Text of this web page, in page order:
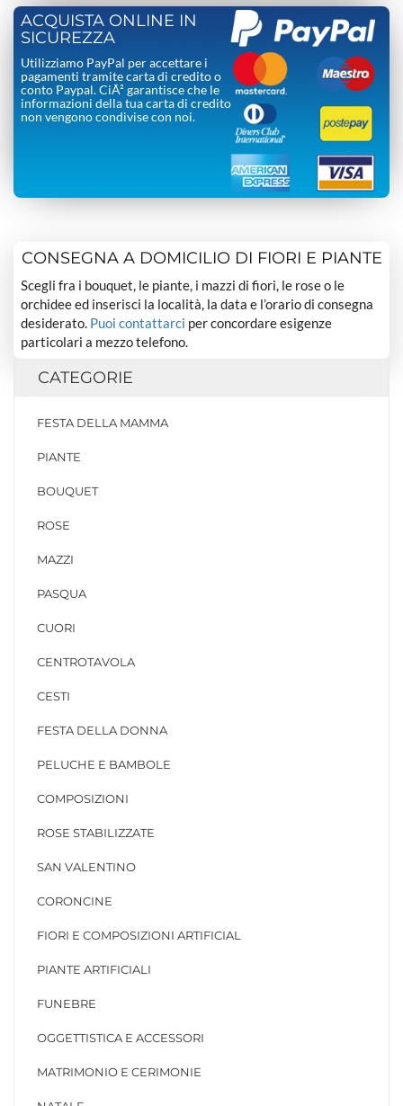
ACQUISTA ONLINE IN
SICUREZZA
Utilizziamo PayPal per accettare i
pagamenti tramite carta di credito o
conto Paypal. CiÃ² garantisce che le
informazioni della tua carta di credito
non vengono condivise con noi.
CONSEGNA A DOMICILIO DI FIORI E PIANTE
Scegli fra i bouquet, le piante, i mazzi di fiori, le rose o le
orchidee ed inserisci la località, la data e l’orario di consegna
desiderato. Puoi contattarci per concordare esigenze
particolari a mezzo telefono.
CATEGORIE
FESTA DELLA MAMMA
PIANTE
BOUQUET
ROSE
MAZZI
PASQUA
CUORI
CENTROTAVOLA
CESTI
FESTA DELLA DONNA
PELUCHE E BAMBOLE
COMPOSIZIONI
ROSE STABILIZZATE
SAN VALENTINO
CORONCINE
FIORI E COMPOSIZIONI ARTIFICIAL
PIANTE ARTIFICIALI
FUNEBRE
OGGETTISTICA E ACCESSORI
MATRIMONIO E CERIMONIE